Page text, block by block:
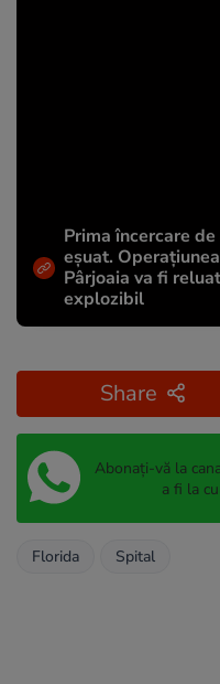
Prima încercare
eșuat.
Pârjoaia va fi
explozibil
Share
Abonați-vă la
a fi la
Florida Spital